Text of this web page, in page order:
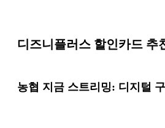
디즈니플러스 할인카드 추
농협 지금 스트리밍: 디지털